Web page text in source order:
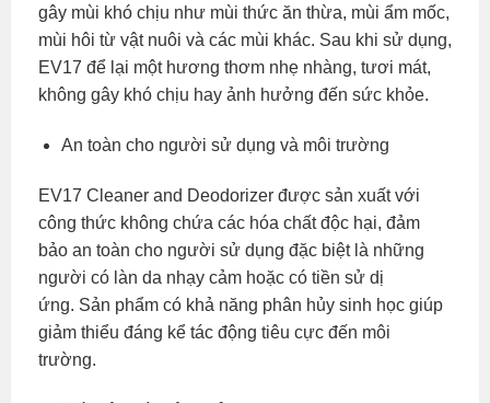
gây mùi khó chịu như mùi thức ăn thừa, mùi ẩm mốc,
mùi hôi từ vật nuôi và các mùi khác. Sau khi sử dụng,
EV17 để lại một hương thơm nhẹ nhàng, tươi mát,
không gây khó chịu hay ảnh hưởng đến sức khỏe.
An toàn cho người sử dụng và môi trường
EV17 Cleaner and Deodorizer được sản xuất với
công thức không chứa các hóa chất độc hại, đảm
bảo an toàn cho người sử dụng đặc biệt là những
người có làn da nhạy cảm hoặc có tiền sử dị
ứng. Sản phẩm có khả năng phân hủy sinh học giúp
giảm thiểu đáng kể tác động tiêu cực đến môi
trường.